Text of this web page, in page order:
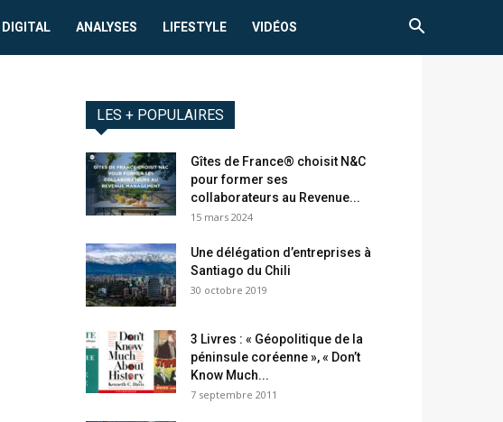
DIGITAL ANALYSES LIFESTYLE VIDÉOS
LES + POPULAIRES
Gîtes de France® choisit N&C
pour former ses
collaborateurs au Revenue...
15 mars 2024
Une délégation d’entreprises à
Santiago du Chili
30 octobre 2019
3 Livres : « Géopolitique de la
péninsule coréenne », « Don’t
Know Much...
7 septembre 2011